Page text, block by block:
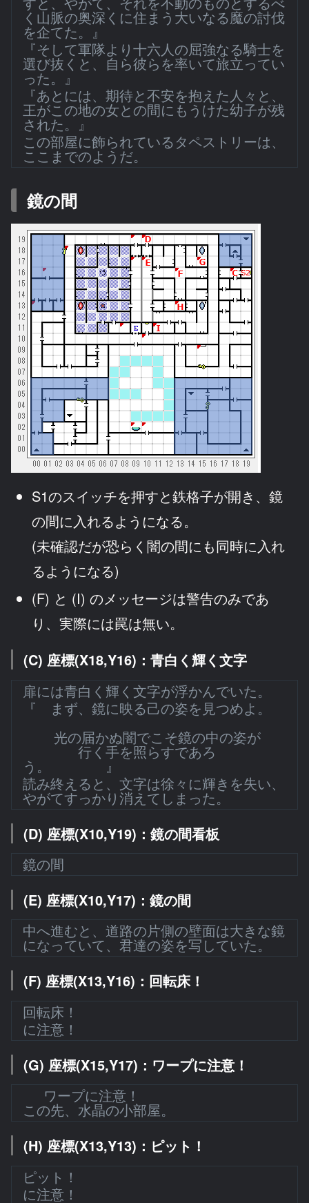
すと、やがて、それを不動のものとするべ
く山脈の奥深くに住まう大いなる魔の討伐
を企てた。』
『そして軍隊より十六人の屈強なる騎士を
選び抜くと、自ら彼らを率いて旅立ってい
った。』
『あとには、期待と不安を抱えた人々と、
王がこの地の女との間にもうけた幼子が残
された。』
この部屋に飾られているタペストリーは、
ここまでのようだ。
鏡の間
S1のスイッチを押すと鉄格子が開き、鏡
の間に入れるようになる。
(未確認だが恐らく闇の間にも同時に入れ
るようになる)
(F) と (I) のメッセージは警告のみであ
り、実際には罠は無い。
(C) 座標(X18,Y16)：青白く輝く文字
扉には青白く輝く文字が浮かんでいた。
『 まず、鏡に映る己の姿を見つめよ。
光の届かぬ闇でこそ鏡の中の姿が
行く手を照らすであろ
う。 』
読み終えると、文字は徐々に輝きを失い、
やがてすっかり消えてしまった。
(D) 座標(X10,Y19)：鏡の間看板
鏡の間
(E) 座標(X10,Y17)：鏡の間
中へ進むと、道路の片側の壁面は大きな鏡
になっていて、君達の姿を写していた。
(F) 座標(X13,Y16)：回転床！
回転床！
に注意！
(G) 座標(X15,Y17)：ワープに注意！
ワープに注意！
この先、水晶の小部屋。
(H) 座標(X13,Y13)：ピット！
ピット！
に注意！